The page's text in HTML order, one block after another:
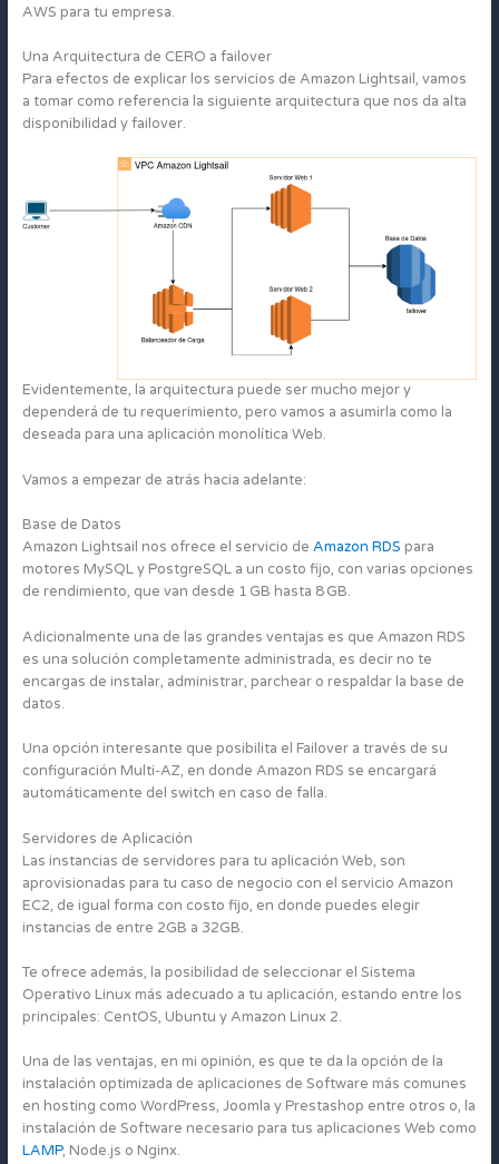
AWS para tu empresa.
Una Arquitectura de CERO a failover
Para efectos de explicar los servicios de Amazon Lightsail, vamos
a tomar como referencia la siguiente arquitectura que nos da alta
disponibilidad y failover.
Evidentemente, la arquitectura puede ser mucho mejor y
dependerá de tu requerimiento, pero vamos a asumirla como la
deseada para una aplicación monolítica Web.
Vamos a empezar de atrás hacia adelante:
Base de Datos
Amazon Lightsail nos ofrece el servicio de Amazon RDS para
motores MySQL y PostgreSQL a un costo fijo, con varias opciones
de rendimiento, que van desde 1 GB hasta 8 GB.
Adicionalmente una de las grandes ventajas es que Amazon RDS
es una solución completamente administrada, es decir no te
encargas de instalar, administrar, parchear o respaldar la base de
datos.
Una opción interesante que posibilita el Failover a través de su
configuración Multi-AZ, en donde Amazon RDS se encargará
automáticamente del switch en caso de falla.
Servidores de Aplicación
Las instancias de servidores para tu aplicación Web, son
aprovisionadas para tu caso de negocio con el servicio Amazon
EC2, de igual forma con costo fijo, en donde puedes elegir
instancias de entre 2GB a 32GB.
Te ofrece además, la posibilidad de seleccionar el Sistema
Operativo Linux más adecuado a tu aplicación, estando entre los
principales: CentOS, Ubuntu y Amazon Linux 2.
Una de las ventajas, en mi opinión, es que te da la opción de la
instalación optimizada de aplicaciones de Software más comunes
en hosting como WordPress, Joomla y Prestashop entre otros o, la
instalación de Software necesario para tus aplicaciones Web como
LAMP, Node.js o Nginx.